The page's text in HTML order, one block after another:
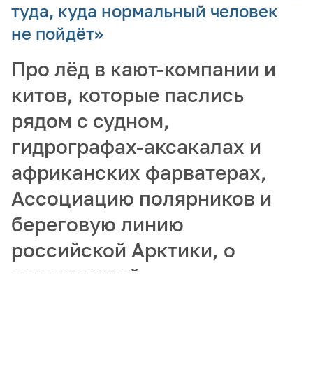
туда, куда нормальный человек
не пойдёт»
Про лёд в кают-компании и
китов, которые паслись
рядом с судном,
гидрографах-аксакалах и
африканских фарватерах,
Ассоциацию полярников и
береговую линию
российской Арктики, о
сегодняшней